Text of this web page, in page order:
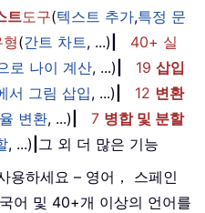
트도구(텍스트 추가,특정 문
형(간트 차트, ...)
40+ 실
로 나이 계산, ...) 19 삽입
서 그림 삽입, ...) 12 변환
변환, ...) 7 병합 및 분할
, ...) 그 외 더 많은 기능
용하세요 – 영어， 스페인
어 및 40+개 이상의 언어를